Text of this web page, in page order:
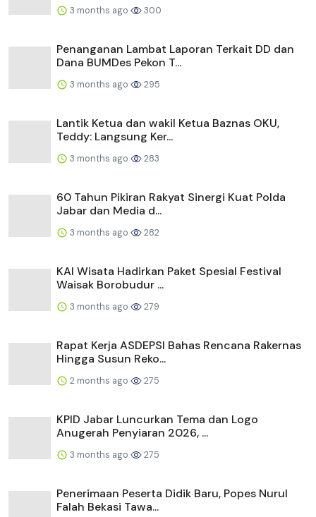
3 months ago 300
Penanganan Lambat Laporan Terkait DD dan
Dana BUMDes Pekon T...
3 months ago 295
Lantik Ketua dan wakil Ketua Baznas OKU,
Teddy: Langsung Ker...
3 months ago 283
60 Tahun Pikiran Rakyat Sinergi Kuat Polda
Jabar dan Media d...
3 months ago 282
KAI Wisata Hadirkan Paket Spesial Festival
Waisak Borobudur ...
3 months ago 279
Rapat Kerja ASDEPSI Bahas Rencana Rakernas
Hingga Susun Reko...
2 months ago 275
KPID Jabar Luncurkan Tema dan Logo
Anugerah Penyiaran 2026, ...
3 months ago 275
Penerimaan Peserta Didik Baru, Popes Nurul
Falah Bekasi Tawa...